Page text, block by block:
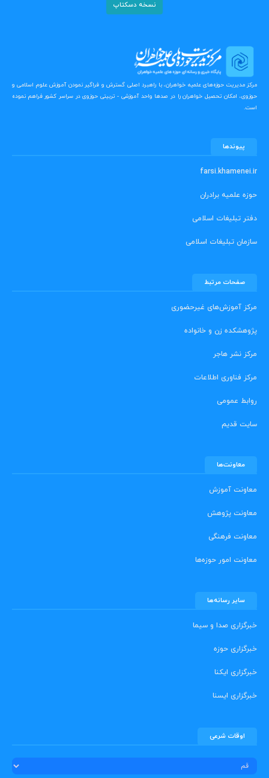
نسخه دسکتاپ
مرکز مدیریت حوزه‌های علمیه خواهران، با راهبرد اصلی گسترش و فراگیر نمودن آموزش علوم اسلامی و
حوزوی، امکان تحصیل خواهران را در صدها واحد آموزشی - تربیتی حوزوی در سراسر کشور فراهم نموده
است.
پیوندها
farsi.khamenei.ir
حوزه علمیه برادران
دفتر تبلیغات اسلامی
سازمان تبلیغات اسلامی
صفحات مرتبط
مرکز آموزش‌های غیرحضوری
پژوهشکده زن و خانواده
مرکز نشر هاجر
مرکز فناوری اطلاعات
روابط عمومی
سایت قدیم
معاونت‌ها
معاونت آموزش
معاونت پژوهش
معاونت فرهنگی
معاونت امور حوزه‌ها
سایر رسانه‌ها
خبرگزاری صدا و سیما
خبرگزاری حوزه
خبرگزاری ایکنا
خبرگزاری ایسنا
اوقات شرعی